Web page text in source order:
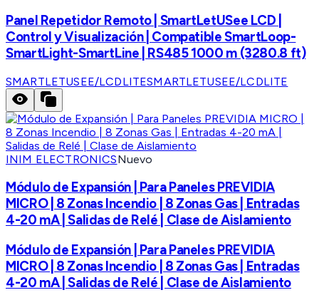
Panel Repetidor Remoto | SmartLetUSee LCD |
Control y Visualización | Compatible SmartLoop-
SmartLight-SmartLine | RS485 1000 m (3280.8 ft)
SMARTLETUSEE/LCDLITESMARTLETUSEE/LCDLITE
INIM ELECTRONICSNuevo
Módulo de Expansión | Para Paneles PREVIDIA
MICRO | 8 Zonas Incendio | 8 Zonas Gas | Entradas
4-20 mA | Salidas de Relé | Clase de Aislamiento
Módulo de Expansión | Para Paneles PREVIDIA
MICRO | 8 Zonas Incendio | 8 Zonas Gas | Entradas
4-20 mA | Salidas de Relé | Clase de Aislamiento